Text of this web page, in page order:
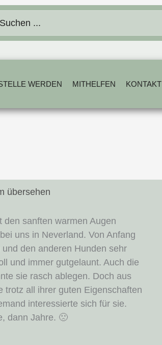
WERDEN MITHELFEN KONTAKT
übersehen
sanften warmen Augen
uns in Neverland. Von Anfang
den anderen Hunden sehr
und immer gutgelaunt. Auch die
sie rasch ablegen. Doch aus
trotz all ihrer guten Eigenschaften
interessierte sich für sie.
dann Jahre. 🙁